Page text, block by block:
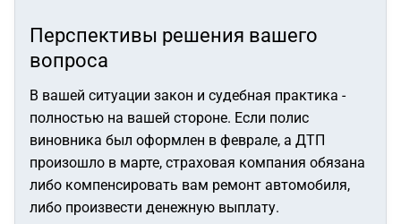
Перспективы решения вашего
вопроса
В вашей ситуации закон и судебная практика -
полностью на вашей стороне. Если полис
виновника был оформлен в феврале, а ДТП
произошло в марте, страховая компания обязана
либо компенсировать вам ремонт автомобиля,
либо произвести денежную выплату.